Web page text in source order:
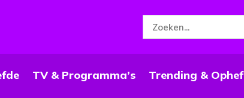
TV & Programma’s Trending & Ophef